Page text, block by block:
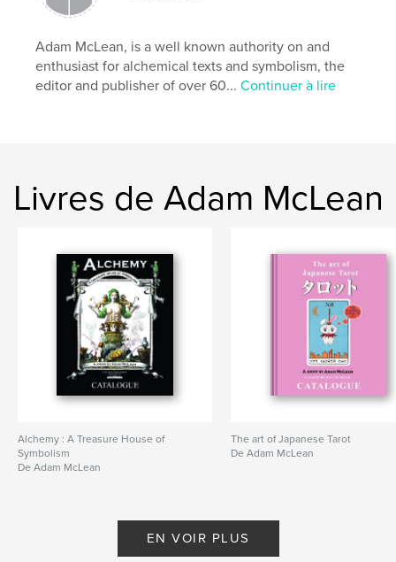
Adam McLean, is a well known authority on and
enthusiast for alchemical texts and symbolism, the
editor and publisher of over 60...Continuer à lire
Livres de Adam McLean
Alchemy : A Treasure House of
Symbolism
De Adam McLean
The art of Japanese Tarot
De Adam McLean
EN VOIR PLUS